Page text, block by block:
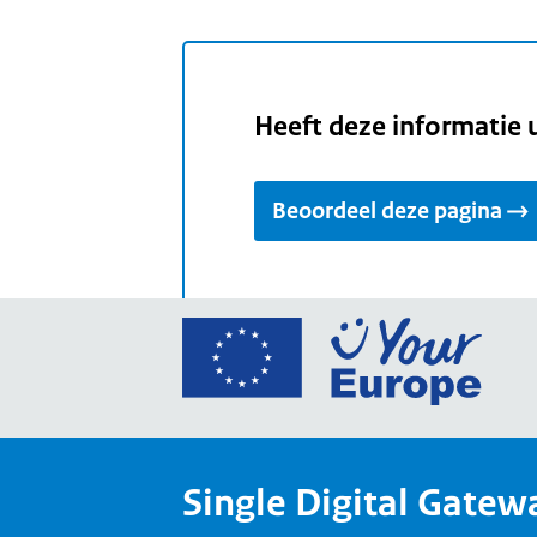
Heeft deze informatie
Beoordeel deze pagina
Ga
Your
Single Digital